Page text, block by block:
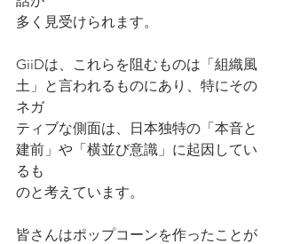
多く見受けられます。
GiiDは、これらを阻むものは「組織風
土」と言われるものにあり、特にその
ネガ
ティブな側面は、日本独特の「本音と
建前」や「横並び意識」に起因してい
るも
のと考えています。
皆さんはポップコーンを作ったことが